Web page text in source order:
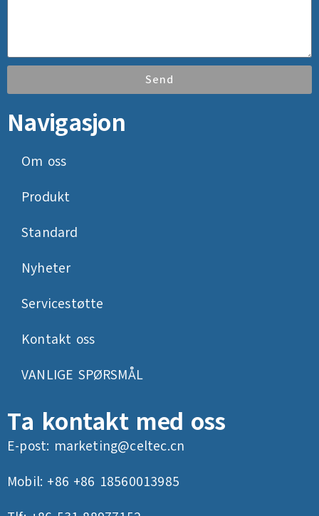
Send
Navigasjon
Om oss
Produkt
Standard
Nyheter
Servicestøtte
Kontakt oss
VANLIGE SPØRSMÅL
Ta kontakt med oss
E-post: marketing@celtec.cn
Mobil: +86 +86 18560013985